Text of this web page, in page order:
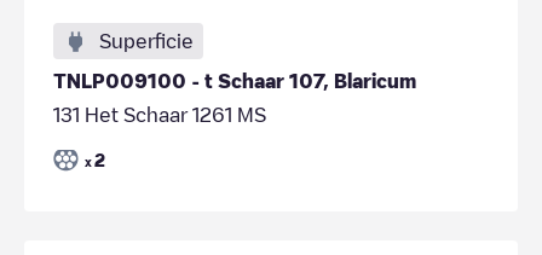
Superficie
TNLP009100 - t Schaar 107, Blaricum
131 Het Schaar 1261 MS
x 2